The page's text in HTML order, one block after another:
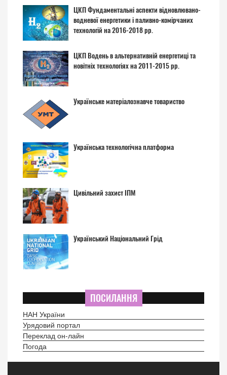
ЦКП Фундаментальні аспекти відновлювано-
водневої енергетики і паливно-комірчаних
технологій на 2016-2018 рр.
ЦКП Водень в альтернативній енергетиці та
новітніх технологіях на 2011-2015 рр.
Українське матеріалознавче товариство
Українська технологічна платформа
Цивільний захист ІПМ
Український Національний Грід
ПОСИЛАННЯ
НАН України
Урядовий портал
Переклад он-лайн
Погода